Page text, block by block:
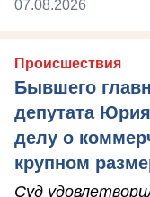
07.08.2026
Происшествия
Бывшего
депутата
делу о
крупном
Суд